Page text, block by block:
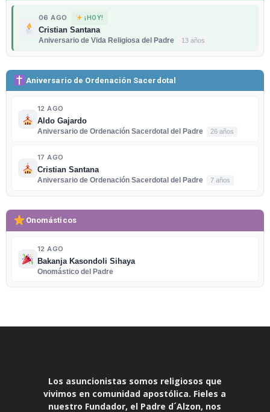
06 AGO ¡HOY!
Cristian Santana
Aniversario de Vida Religiosa del Padre
13 años
Aniversario de Ordenación Sacerdotal
12 AGO
Aldo Gajardo
Aniversario de Ordenación Sacerdotal del Padre
26 años
17 AGO
Cristian Santana
Aniversario de Ordenación Sacerdotal del Padre
7 años
Onomásticos
12 AGO
Bakanja Kasondoli Sihaya
Onomástico del Padre
Los asuncionistas somos religiosos que
vivimos en comunidad apostólica. Fieles a
nuestro Fundador, el Padre d´Alzon, nos